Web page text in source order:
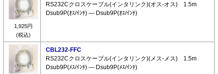
1,925円
(税込)
RS232Cクロスケーブル(インタリンク)(オス-オス) 1.5m
Dsub9P(ｵｽ/ｲﾝﾁ) ― Dsub9P(ｵｽ/ｲﾝﾁ)
CBL232-FFC
RS232Cクロスケーブル(インタリンク)(メス-メス) 1.5m
Dsub9P(ﾒｽ/ｲﾝﾁ) ― Dsub9P(ﾒｽ/ｲﾝﾁ)